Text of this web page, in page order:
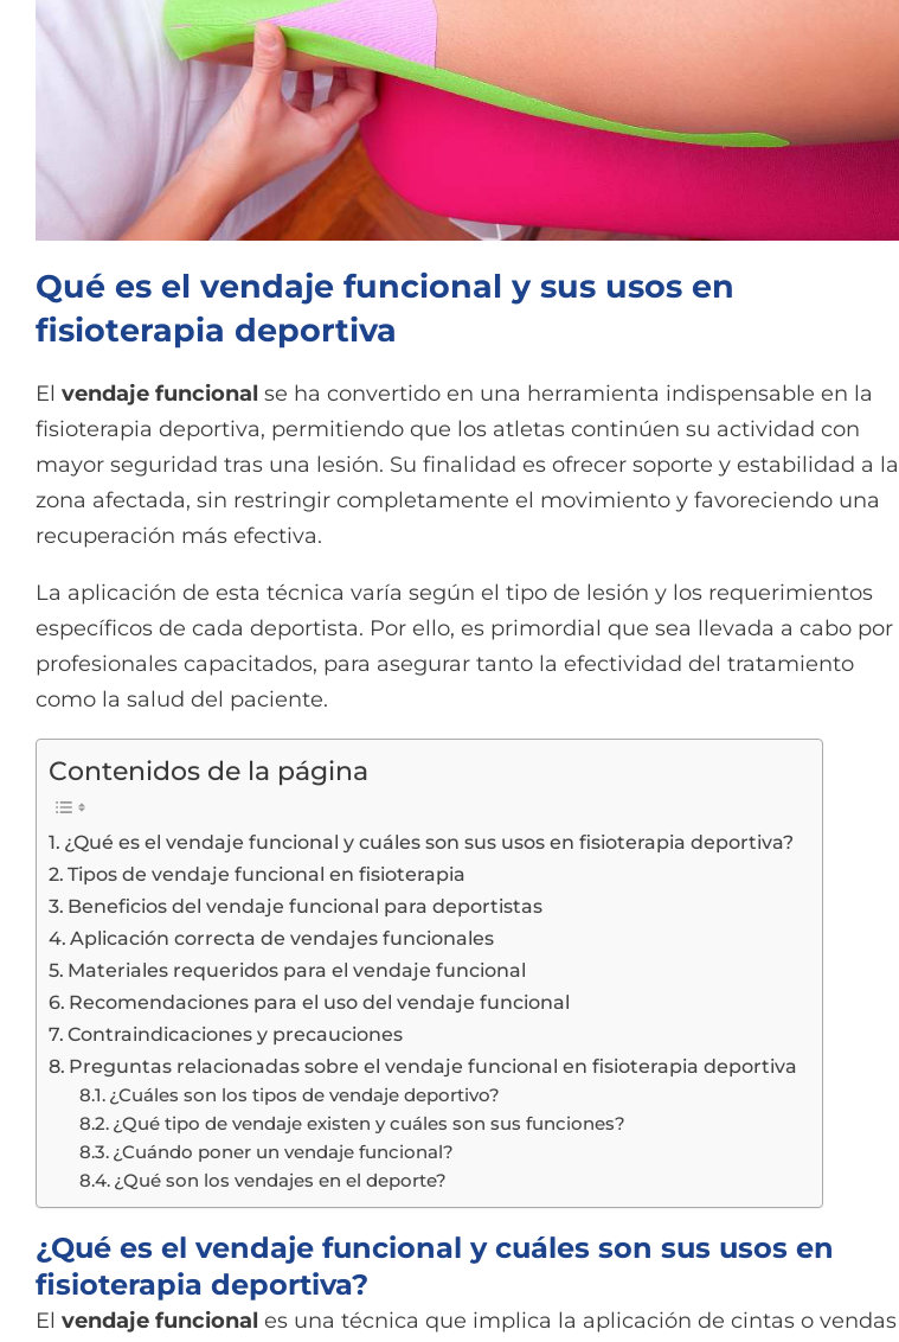
Qué es el vendaje funcional y sus usos en
fisioterapia deportiva
El vendaje funcional se ha convertido en una herramienta indispensable en la
fisioterapia deportiva, permitiendo que los atletas continúen su actividad con
mayor seguridad tras una lesión. Su finalidad es ofrecer soporte y estabilidad a la
zona afectada, sin restringir completamente el movimiento y favoreciendo una
recuperación más efectiva.
La aplicación de esta técnica varía según el tipo de lesión y los requerimientos
específicos de cada deportista. Por ello, es primordial que sea llevada a cabo por
profesionales capacitados, para asegurar tanto la efectividad del tratamiento
como la salud del paciente.
Contenidos de la página
¿Qué es el vendaje funcional y cuáles son sus usos en fisioterapia deportiva?
Tipos de vendaje funcional en fisioterapia
Beneficios del vendaje funcional para deportistas
Aplicación correcta de vendajes funcionales
Materiales requeridos para el vendaje funcional
Recomendaciones para el uso del vendaje funcional
Contraindicaciones y precauciones
Preguntas relacionadas sobre el vendaje funcional en fisioterapia deportiva
¿Cuáles son los tipos de vendaje deportivo?
¿Qué tipo de vendaje existen y cuáles son sus funciones?
¿Cuándo poner un vendaje funcional?
¿Qué son los vendajes en el deporte?
¿Qué es el vendaje funcional y cuáles son sus usos en
fisioterapia deportiva?
El vendaje funcional es una técnica que implica la aplicación de cintas o vendas